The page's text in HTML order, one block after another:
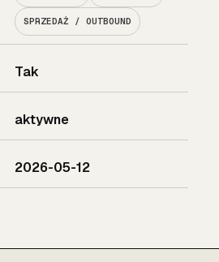
SPRZEDAŻ / OUTBOUND
Tak
aktywne
2026-05-12